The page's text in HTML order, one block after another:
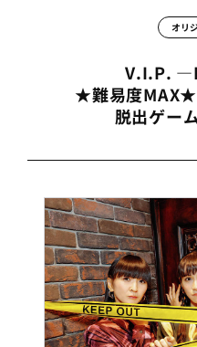
オリ
V.I.P.
★難易度MAX★
脱出ゲー